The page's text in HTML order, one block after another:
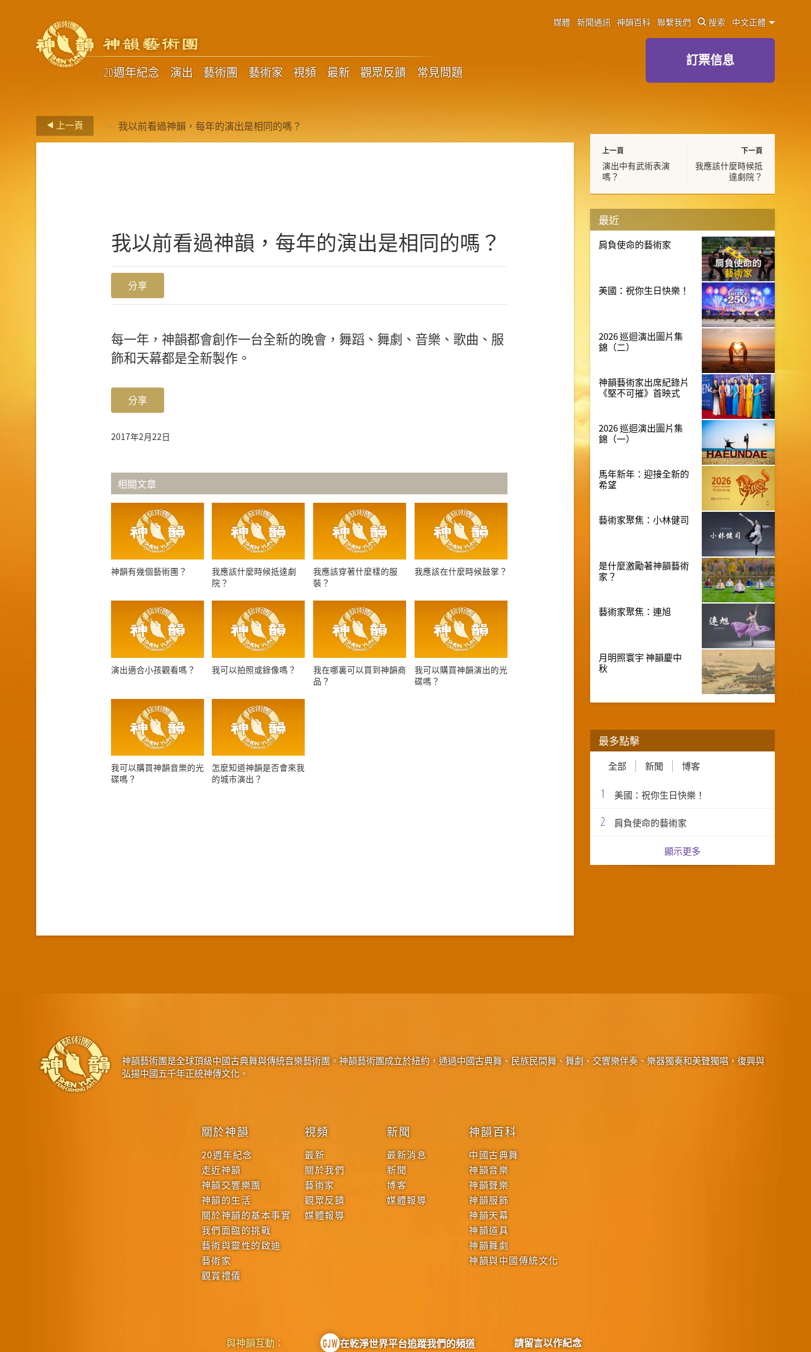
20週年紀念 演出 藝術團 藝術家 視頻 最新 觀眾反饋 常見問題
媒體 新聞通訊 神韻百科 聯繫我們 搜索 中文正體
訂票信息
上一頁 > 我以前看過神韻，每年的演出是相同的嗎？
我以前看過神韻，每年的演出是相同的嗎？
分享
每一年，神韻都會創作一台全新的晚會，舞蹈、舞劇、音樂、歌曲、服
飾和天幕都是全新製作。
分享
2017年2月22日
相關文章
神韻有幾個藝術團？
我應該什麼時候抵達劇
院？
我應該穿著什麼樣的服
裝？
我應該在什麼時候鼓掌？
演出適合小孩觀看嗎？ 我可以拍照或錄像嗎？
我在哪裏可以買到神韻商
品？
我可以購買神韻演出的光
碟嗎？
我可以購買神韻音樂的光
碟嗎？
怎麼知道神韻是否會來我
的城市演出？
上一頁
演出中有武術表演
嗎？
下一頁
我應該什麼時候抵
達劇院？
最近
肩負使命的藝術家
美國：祝你生日快樂！
2026 巡迴演出圖片集
錦（二）
神韻藝術家出席紀錄片
《堅不可摧》首映式
2026 巡迴演出圖片集
錦（一）
馬年新年：迎接全新的
希望
藝術家聚焦：小林健司
是什麼激勵著神韻藝術
家？
藝術家聚焦：連旭
月明照寰宇 神韻慶中
秋
最多點擊
全部 新聞 博客
1 美國：祝你生日快樂！
2 肩負使命的藝術家
顯示更多
神韻藝術團是全球頂級中國古典舞與傳統音樂藝術團。神韻藝術團成立於紐約，通過中國古典舞、民族民間舞、舞劇、交響樂伴奏、樂器獨奏和美聲獨唱，復興與
弘揚中國五千年正統神傳文化。
關於神韻
20週年紀念
走近神韻
神韻交響樂團
神韻的生活
關於神韻的基本事實
我們面臨的挑戰
藝術與靈性的啟迪
藝術家
觀賞禮儀
視頻
最新
關於我們
藝術家
觀眾反饋
媒體報導
新聞
最新消息
新聞
博客
媒體報導
神韻百科
中國古典舞
神韻音樂
神韻聲樂
神韻服飾
神韻天幕
神韻道具
神韻舞劇
神韻與中國傳統文化
與神韻互動： 在乾淨世界平台追蹤我們的頻道 請留言以作紀念